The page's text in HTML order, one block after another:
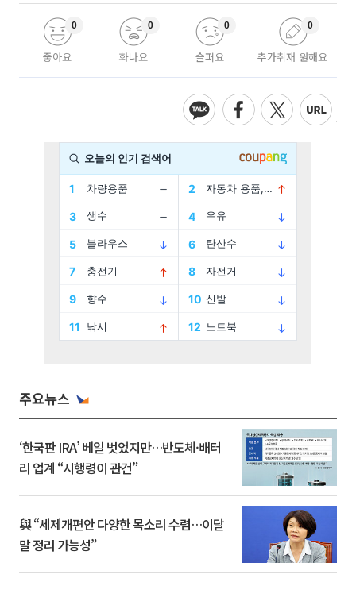
좋아요
0
화나요
0
슬퍼요
0
추가취재 원해요
0
주요뉴스
‘한국판 IRA’ 베일 벗었지만…반도체·배터
리 업계 “시행령이 관건”
與 “세제개편안 다양한 목소리 수렴…이달
말 정리 가능성”